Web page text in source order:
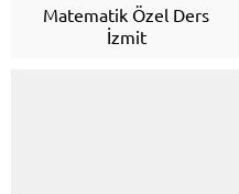
Matematik Özel Ders
İzmit